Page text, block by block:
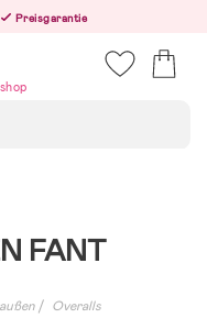
Preisgarantie
am nächsten Werktag versandt!
FANT
Overalls